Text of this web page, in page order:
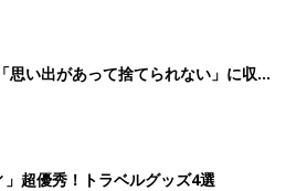
い出があって捨てられない」に収納
超優秀！トラベルグッズ4選